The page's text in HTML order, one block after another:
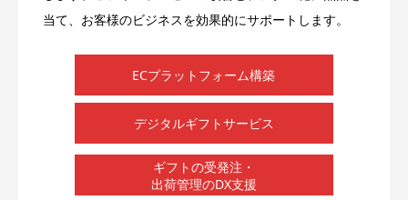
当て、お客様のビジネスを効果的にサポートします。
ECプラットフォーム構築
デジタルギフトサービス
ギフトの受発注・
出荷管理のDX支援